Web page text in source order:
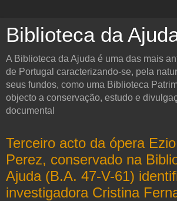
Biblioteca da
A Biblioteca da Ajuda é uma das mais
de Portugal caracterizando-se, pela
seus fundos, como uma Biblioteca
objecto a conservação, estudo e
documental
Terceiro acto da ópera
Perez, conservado na
Ajuda (B.A. 47-V-61)
investigadora Cristina